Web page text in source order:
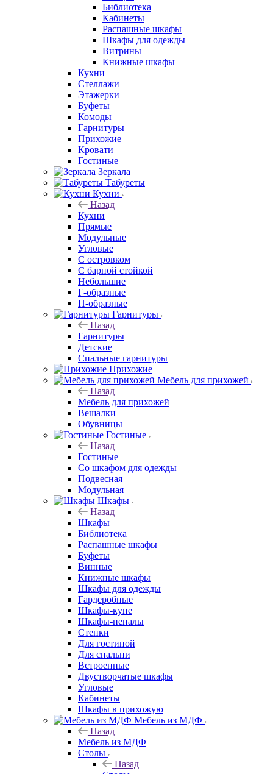
Библиотека
Кабинеты
Распашные шкафы
Шкафы для одежды
Витрины
Книжные шкафы
Кухни
Стеллажи
Этажерки
Буфеты
Комоды
Гарнитуры
Прихожие
Кровати
Гостиные
Зеркала
Табуреты
Кухни
Назад
Кухни
Прямые
Модульные
Угловые
С островком
С барной стойкой
Небольшие
Г-образные
П-образные
Гарнитуры
Назад
Гарнитуры
Детские
Спальные гарнитуры
Прихожие
Мебель для прихожей
Назад
Мебель для прихожей
Вешалки
Обувницы
Гостиные
Назад
Гостиные
Со шкафом для одежды
Подвесная
Модульная
Шкафы
Назад
Шкафы
Библиотека
Распашные шкафы
Буфеты
Винные
Книжные шкафы
Шкафы для одежды
Гардеробные
Шкафы-купе
Шкафы-пеналы
Стенки
Для гостиной
Для спальни
Встроенные
Двустворчатые шкафы
Угловые
Кабинеты
Шкафы в прихожую
Мебель из МДФ
Назад
Мебель из МДФ
Столы
Назад